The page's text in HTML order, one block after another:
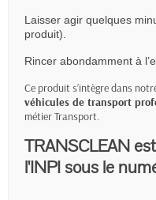
Laisser agir quelques
produit).
Rincer abondamment à
Ce produit s’intègre dans
véhicules de transport
métier Transport.
TRANSCLEAN
l'INPI sous le